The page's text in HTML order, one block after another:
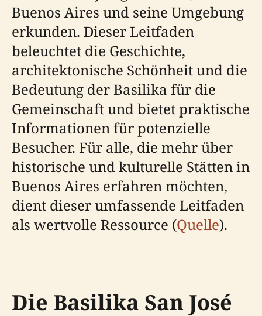
Buenos Aires und seine Umgebung
erkunden. Dieser Leitfaden
beleuchtet die Geschichte,
architektonische Schönheit und die
Bedeutung der Basilika für die
Gemeinschaft und bietet praktische
Informationen für potenzielle
Besucher. Für alle, die mehr über
historische und kulturelle Stätten in
Buenos Aires erfahren möchten,
dient dieser umfassende Leitfaden
als wertvolle Ressource (Quelle).
Die Basilika San José